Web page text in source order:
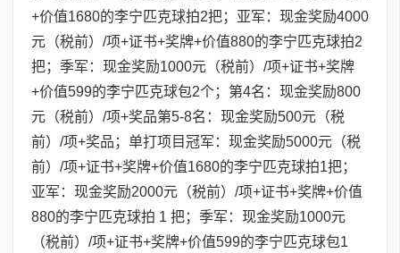
+价值1680的李宁匹克球拍2把；亚军：现金奖励4000
元（税前）/项+证书+奖牌+价值880的李宁匹克球拍2
把；季军：现金奖励1000元（税前）/项+证书+奖牌
+价值599的李宁匹克球包2个；第4名：现金奖励800
元（税前）/项+奖品第5-8名：现金奖励500元（税
前）/项+奖品；单打项目冠军：现金奖励5000元（税
前）/项+证书+奖牌+价值1680的李宁匹克球拍1把；
亚军：现金奖励2000元（税前）/项+证书+奖牌+价值
880的李宁匹克球拍 1 把；季军：现金奖励1000元
（税前）/项+证书+奖牌+价值599的李宁匹克球包1